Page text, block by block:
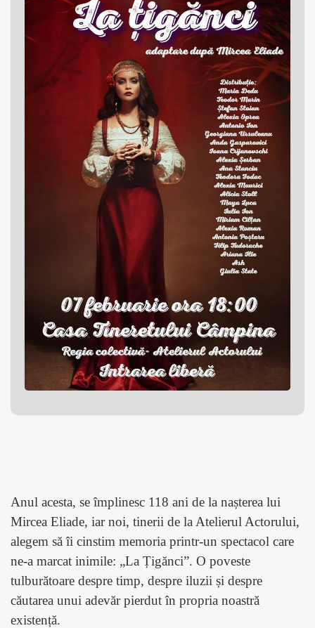
Anul acesta, se împlinesc 118 ani de la nașterea lui
Mircea Eliade, iar noi, tinerii de la Atelierul Actorului,
alegem să îi cinstim memoria printr-un spectacol care
ne-a marcat inimile: „La Țigănci”. O poveste
tulburătoare despre timp, despre iluzii și despre
căutarea unui adevăr pierdut în propria noastră
existență.